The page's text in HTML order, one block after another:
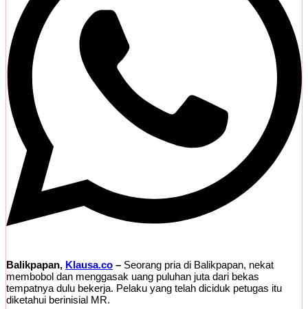
Balikpapan, Klausa.co – Seorang pria di Balikpapan, nekat
membobol dan menggasak uang puluhan juta dari bekas
tempatnya dulu bekerja. Pelaku yang telah diciduk petugas itu
diketahui berinisial MR.